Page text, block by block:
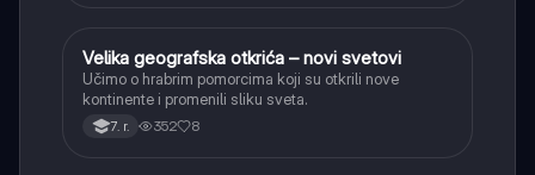
Istorija
Velika geografska otkrića – novi svetovi
Učimo o hrabrim pomorcima koji su otkrili nove
kontinente i promenili sliku sveta.
7. r. 352 8